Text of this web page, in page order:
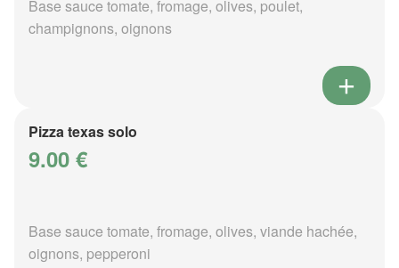
Base sauce tomate, fromage, olives, poulet,
champignons, oignons
Pizza texas solo
9.00 €
Base sauce tomate, fromage, olives, viande hachée,
oignons, pepperoni